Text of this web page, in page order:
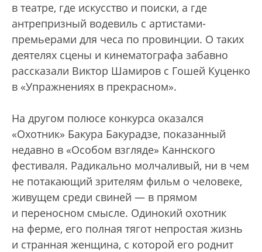
в театре, где искусство и поиски, а где
антрепризный водевиль с артистами-
премьерами для чеса по провинции. О таких
деятелях сцены и кинематографа забавно
рассказали Виктор Шамиров с Гошей Куценко
в «Упражнениях в прекрасном».
На другом полюсе конкурса оказался
«Охотник» Бакура Бакурадзе, показанный
недавно в «Особом взгляде» Каннского
фестиваля. Радикально молчаливый, ни в чем
не потакающий зрителям фильм о человеке,
живущем среди свиней — в прямом
и переносном смысле. Одинокий охотник
на ферме, его полная тягот непростая жизнь
и странная женщина, с которой его роднит